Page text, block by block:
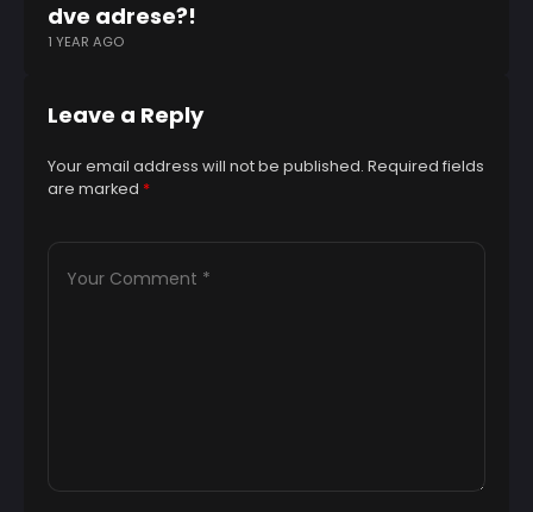
dve adrese?!
1 YEAR AGO
Leave a Reply
Your email address will not be published. Required fields
are marked *